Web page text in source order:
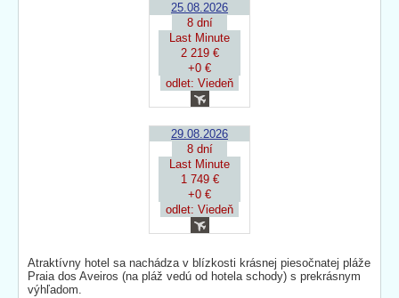
25.08.2026
8 dní
Last Minute
2 219 €
+0 €
odlet: Viedeň
29.08.2026
8 dní
Last Minute
1 749 €
+0 €
odlet: Viedeň
Atraktívny hotel sa nachádza v blízkosti krásnej piesočnatej pláže
Praia dos Aveiros (na pláž vedú od hotela schody) s prekrásnym
výhľadom.